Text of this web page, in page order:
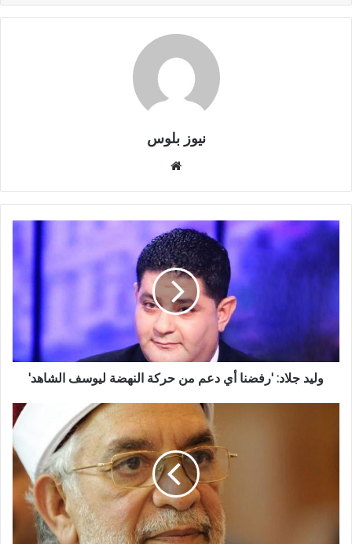
نيوز بلوس
وليد جلاد: 'رفضنا أي دعم من حركة النهضة ليوسف الشاهد'